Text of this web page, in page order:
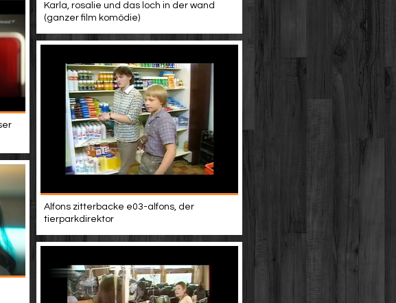
Karla, rosalie und das loch in der wand
(ganzer film komödie)
Alfons zitterbacke e03-alfons, der
tierparkdirektor